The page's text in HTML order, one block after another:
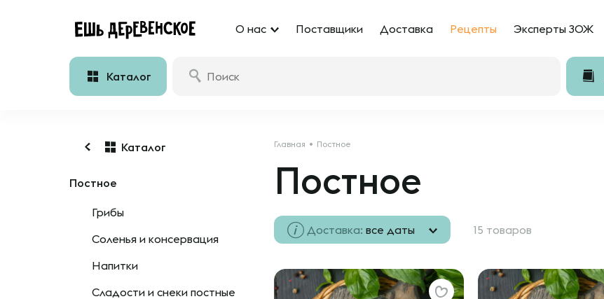
О нас Поставщики Доставка Рецепты Эксперты ЗОЖ
Каталог
Каталог
Постное
Грибы
Соленья и консервация
Напитки
Сладости и снеки постные
Главная Постное
Постное
Доставка: все даты 15 товаров